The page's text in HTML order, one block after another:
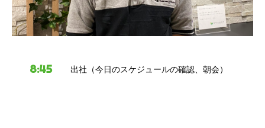
8:45 出社（今日のスケジュールの確認、朝会）